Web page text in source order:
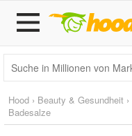
Hood › Beauty & Gesundheit ›
Badesalze